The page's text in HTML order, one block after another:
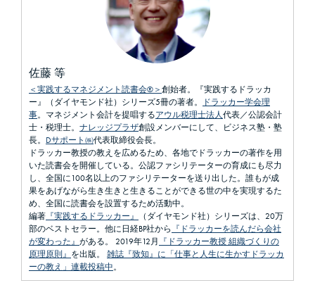
佐藤 等
＜実践するマネジメント読書会®＞創始者。『実践するドラッカ
ー』（ダイヤモンド社）シリーズ5冊の著者。
ドラッカー学会理
事。マネジメント会計を提唱するアウル税理士法人代表／公認会計
士・税理士。 ナレッジプラザ創設メンバーにして、ビジネス塾・塾
長。 Dサポート㈱代表取締役会長。
ドラッカー教授の教えを広めるため、各地でドラッカーの著作を用
いた読書会を開催している。公認ファシリテーターの育成にも尽力
し、全国に100名以上のファシリテーターを送り出した。誰もが成
果をあげながら生き生きと生きることができる世の中を実現するた
め、全国に読書会を設置するため活動中。
編著 『実践するドラッカー』
（ダイヤモンド社）シリーズは、20万
部のベストセラー。他に日経BP社から 『ドラッカーを読んだら会社
が変わった』 がある。 2019年12月 『ドラッカー教授 組織づくりの
原理原則』 を出版。 雑誌『致知』に「仕事と人生に生かすドラッカ
ーの教え」連載投稿中。